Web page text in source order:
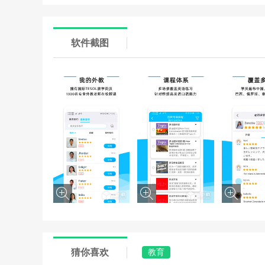
软件截图
猜你喜欢 教育